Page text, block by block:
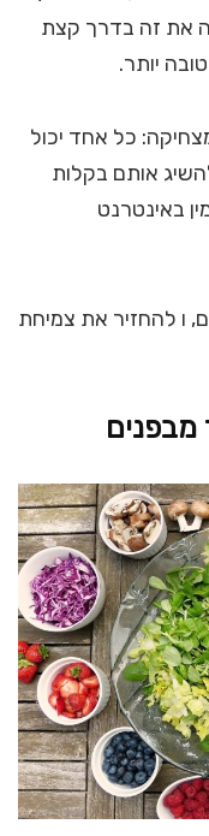
את זה בדרך קצת
יותר.
כל אחד יכול
אותם בקלות
באינטרנט
ו להחזיר את צמיחת